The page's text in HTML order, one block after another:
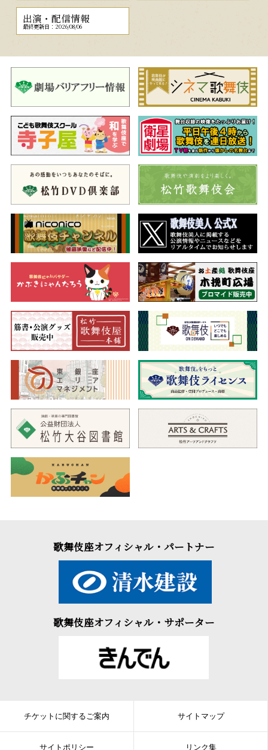
出演・配信情報
最終更新日：2026/08/06
歌舞伎座オフィシャル・パートナー
歌舞伎座オフィシャル・サポーター
チケットに関するご案内 サイトマップ
サイトポリシー リンク集